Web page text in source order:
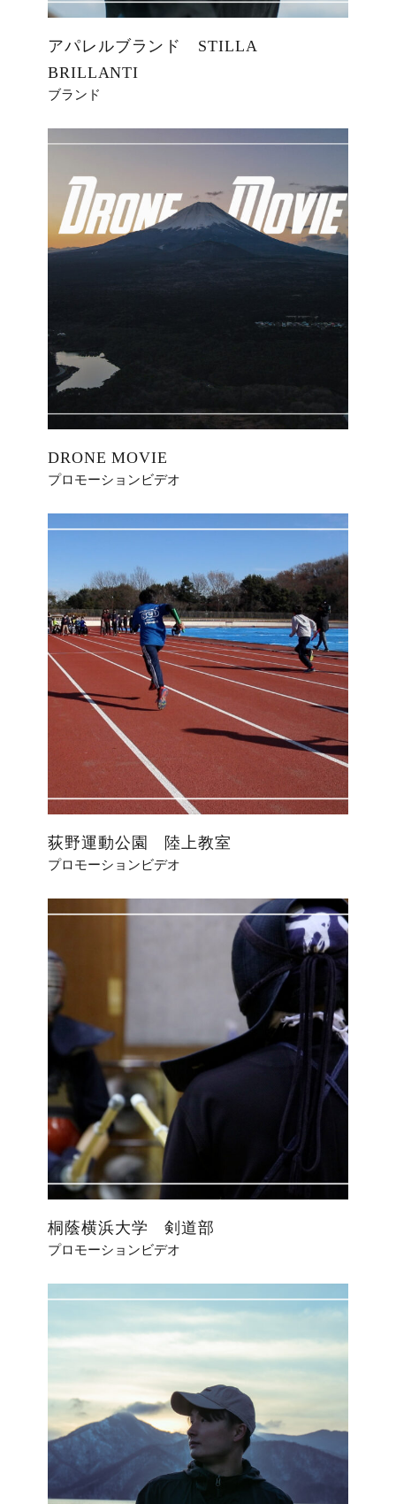
アパレルブランド STILLA
BRILLANTI
ブランド
DRONE MOVIE
プロモーションビデオ
荻野運動公園 陸上教室
プロモーションビデオ
桐蔭横浜大学 剣道部
プロモーションビデオ